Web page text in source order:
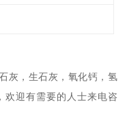
灰，生石灰，氧化钙，氢
欢迎有需要的人士来电咨